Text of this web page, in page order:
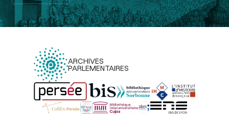
ARCHIVES
PARLEMENTAIRES